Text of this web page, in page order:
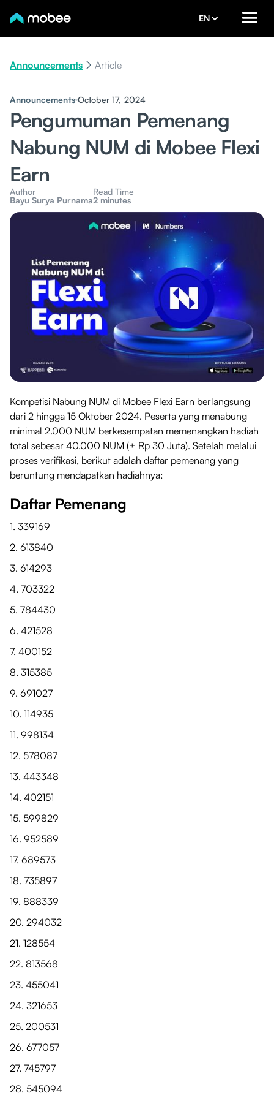
EN
Announcements Article
Announcements October 17, 2024
Pengumuman Pemenang
Nabung NUM di Mobee Flexi
Earn
Author
Bayu Surya Purnama
Read Time
2 minutes
Kompetisi Nabung NUM di Mobee Flexi Earn berlangsung
dari 2 hingga 15 Oktober 2024. Peserta yang menabung
minimal 2.000 NUM berkesempatan memenangkan hadiah
total sebesar 40.000 NUM (± Rp 30 Juta). Setelah melalui
proses verifikasi, berikut adalah daftar pemenang yang
beruntung mendapatkan hadiahnya:
Daftar Pemenang
1. 339169
2. 613840
3. 614293
4. 703322
5. 784430
6. 421528
7. 400152
8. 315385
9. 691027
10. 114935
11. 998134
12. 578087
13. 443348
14. 402151
15. 599829
16. 952589
17. 689573
18. 735897
19. 888339
20. 294032
21. 128554
22. 813568
23. 455041
24. 321653
25. 200531
26. 677057
27. 745797
28. 545094